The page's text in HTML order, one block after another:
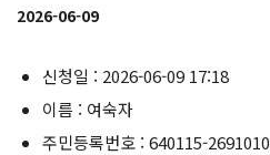
2026-06-09
신청일 : 2026-06-09 17:18
이름 : 여숙자
주민등록번호 : 640115-2691010